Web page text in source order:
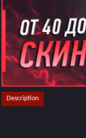
Description